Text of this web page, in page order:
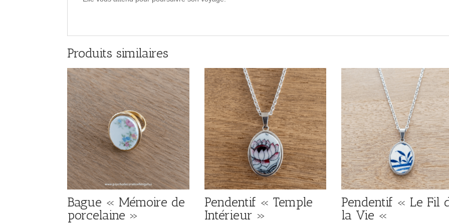
Produits similaires
Bague « Mémoire de
porcelaine »
Pendentif « Temple
Intérieur »
Pendentif « Le Fil
la Vie «